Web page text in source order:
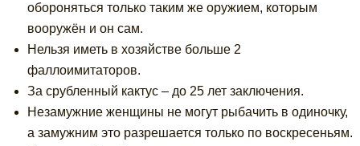
обороняться только таким же оружием, которым
вооружён и он сам.
Нельзя иметь в хозяйстве больше 2
фаллоимитаторов.
За срубленный кактус – до 25 лет заключения.
Незамужние женщины не могут рыбачить в одиночку,
а замужним это разрешается только по воскресеньям.